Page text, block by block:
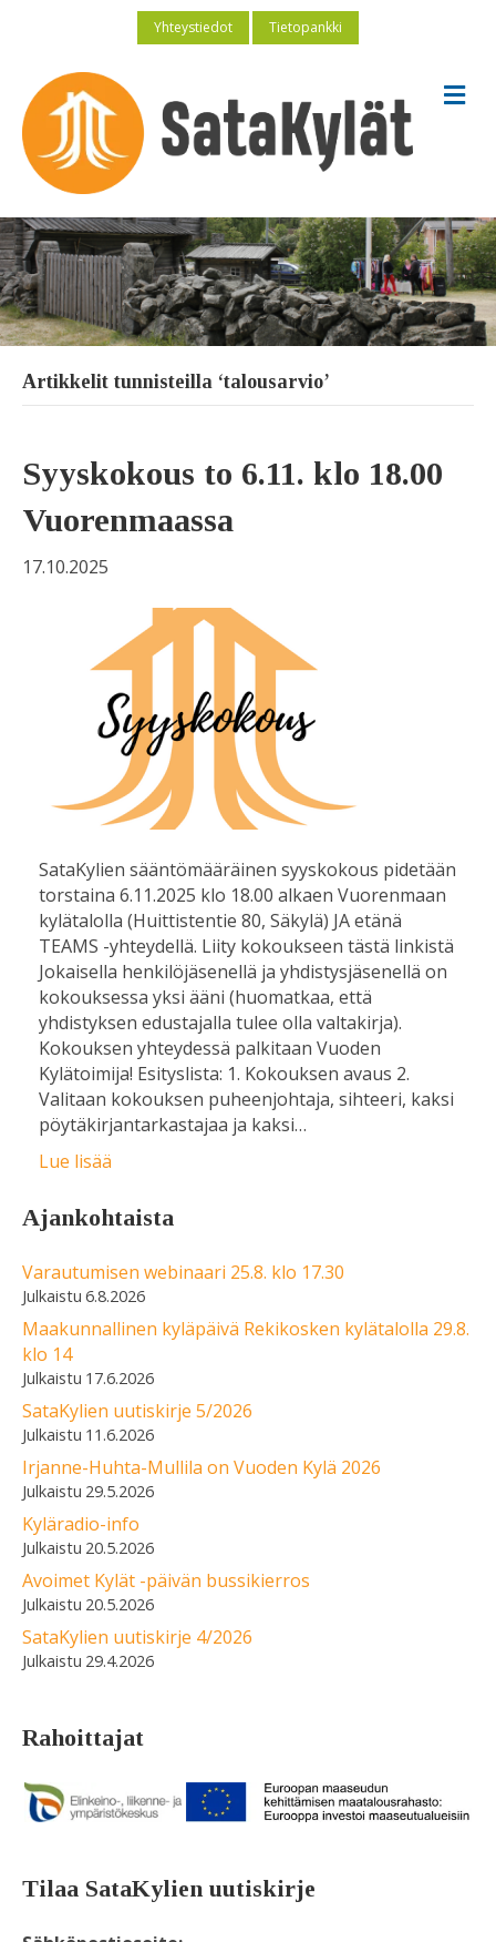
Yhteystiedot Tietopankki
V
a
o
Artikkelit tunnisteilla ‘talousarvio’
Syyskokous to 6.11. klo 18.00
Vuorenmaassa
17.10.2025
SataKylien sääntömääräinen syyskokous pidetään
torstaina 6.11.2025 klo 18.00 alkaen Vuorenmaan
kylätalolla (Huittistentie 80, Säkylä) JA etänä
TEAMS -yhteydellä. Liity kokoukseen tästä linkistä
Jokaisella henkilöjäsenellä ja yhdistysjäsenellä on
kokouksessa yksi ääni (huomatkaa, että
yhdistyksen edustajalla tulee olla valtakirja).
Kokouksen yhteydessä palkitaan Vuoden
Kylätoimija! Esityslista: 1. Kokouksen avaus 2.
Valitaan kokouksen puheenjohtaja, sihteeri, kaksi
pöytäkirjantarkastajaa ja kaksi…
Lue lisää
Ajankohtaista
Varautumisen webinaari 25.8. klo 17.30
6.8.2026
Maakunnallinen kyläpäivä Rekikosken kylätalolla 29.8.
klo 14
17.6.2026
SataKylien uutiskirje 5/2026
11.6.2026
Irjanne-Huhta-Mullila on Vuoden Kylä 2026
29.5.2026
Kyläradio-info
20.5.2026
Avoimet Kylät -päivän bussikierros
20.5.2026
SataKylien uutiskirje 4/2026
29.4.2026
Rahoittajat
Tilaa SataKylien uutiskirje